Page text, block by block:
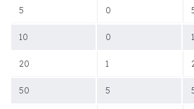
5 0
10 0
20 1
50 5